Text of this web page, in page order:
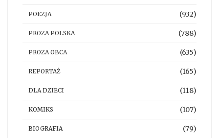
POEZJA (932)
PROZA POLSKA (788)
PROZA OBCA (635)
REPORTAŻ (165)
DLA DZIECI (118)
KOMIKS (107)
BIOGRAFIA (79)